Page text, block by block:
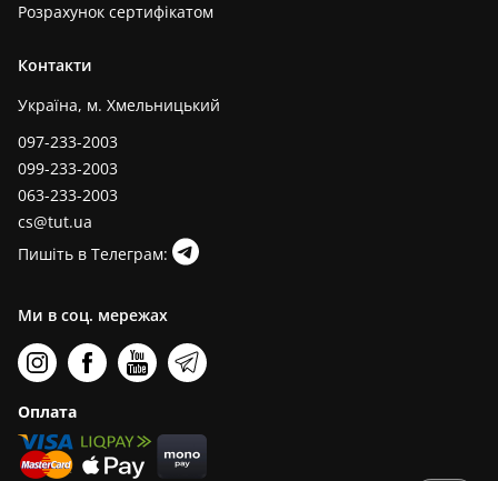
Розрахунок сертифікатом
Контакти
Україна, м. Хмельницький
097-233-2003
099-233-2003
063-233-2003
cs@tut.ua
Пишіть в Телеграм:
Ми в соц. мережах
Оплата